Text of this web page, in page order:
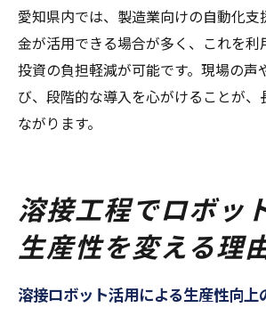
愛知県内では、製造業向けの自動化支
金が活用できる場合が多く、これを利
投資の負担軽減が可能です。現場の声
び、段階的な導入を心がけることが、
ながります。
溶接工程でロボッ
生産性を変える理
溶接ロボット活用による生産性向上